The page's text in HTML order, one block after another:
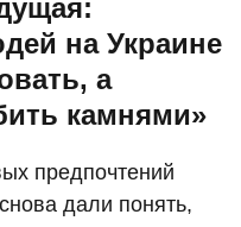
на Украине
а
камнями»
предпочтений
дали понять,